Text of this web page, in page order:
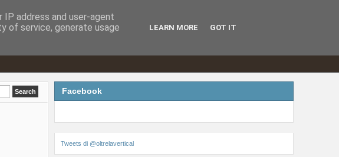
Facebook
Tweets di @oltrelavertical
address and user-agent
of service, generate usage
LEARN MORE GOT IT